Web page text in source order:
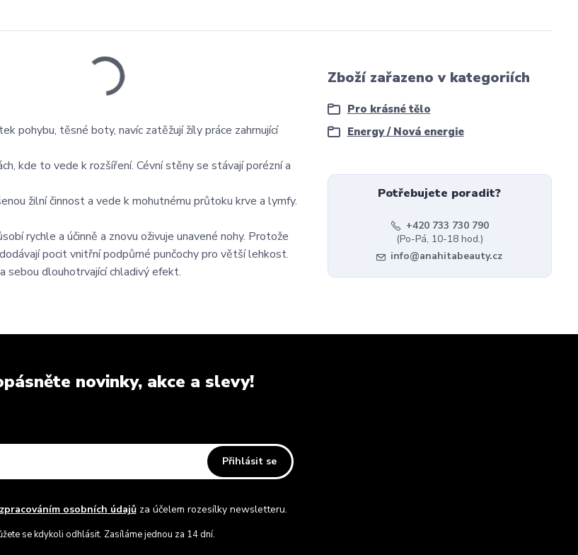
pohybu, těsné boty, navíc zatěžují žíly práce zahrnující
kde to vede k rozšíření. Cévní stěny se stávají porézní a
žilní činnost a vede k mohutnému průtoku krve a lymfy.
rychle a účinně a znovu oživuje unavené nohy. Protože
pocit vnitřní podpůrné punčochy pro větší lehkost.
sebou dlouhotrvající chladivý efekt.
Zboží zařazeno v kategoriích
Pro krásné tělo
Energy / Nová energie
Potřebujete poradit?
+420 733 730 790
(Po-Pá, 10-18 hod.)
info@anahitabeauty.cz
novinky, akce a slevy!
Přihlásit se
zpracováním osobních údajůza účelem rozesílky newsletteru.
se kdykoli odhlásit. Zasíláme jednou za 14 dní.